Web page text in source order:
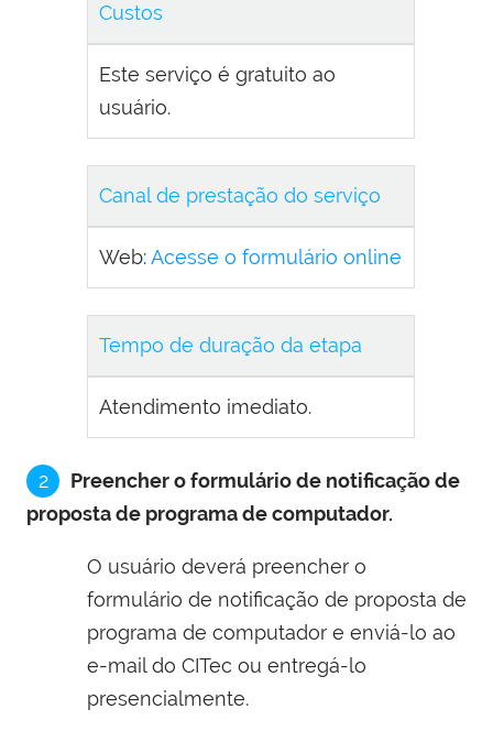
Custos
Este serviço é gratuito ao
usuário.
Canal de prestação do serviço
Web:Acesse o formulário online
Tempo de duração da etapa
Atendimento imediato.
2
Preencher o formulário de notificação de
proposta de programa de computador.
O usuário deverá preencher o
formulário de notificação de proposta de
programa de computador e enviá-lo ao
e-mail do CITec ou entregá-lo
presencialmente.